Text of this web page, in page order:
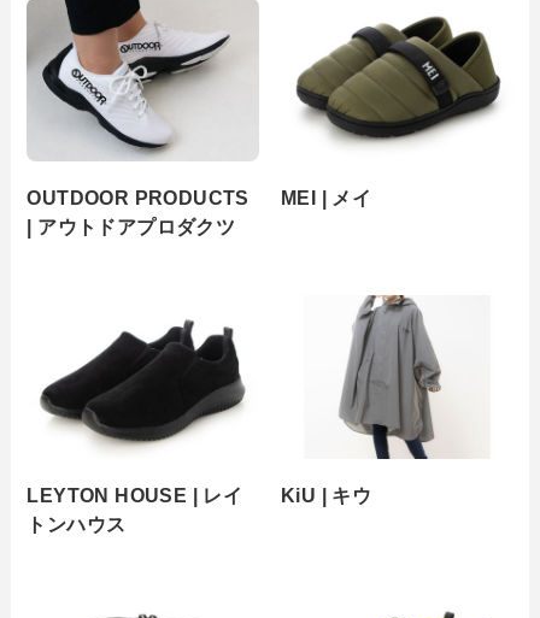
OUTDOOR PRODUCTS
| アウトドアプロダクツ
MEI | メイ
LEYTON HOUSE | レイ
トンハウス
KiU | キウ